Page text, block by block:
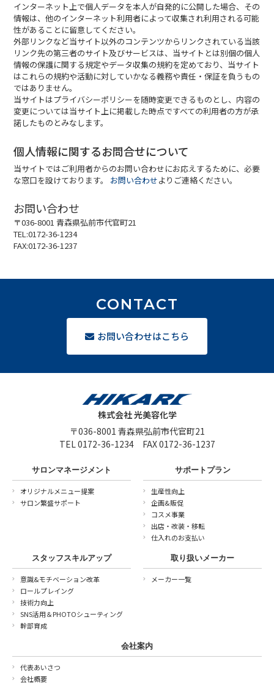
インターネット上で個人データを本人が自発的に公開した場合、その
情報は、他のインターネット利用者によって収集され利用される可能
性があることに留意してください。
外部リンクなど当サイト以外のコンテンツからリンクされている当該
リンク先の第三者のサイト及びサービスは、当サイトとは別個の個人
情報の保護に関する規定やデータ収集の規約を定めており、当サイト
はこれらの規約や活動に対していかなる義務や責任・保証を負うもの
ではありません。
当サイトはプライバシーポリシーを随時変更できるものとし、内容の
変更については当サイト上に掲載した時点ですべての利用者の方が承
諾したものとみなします。
個人情報に関するお問合せについて
当サイトではご利用者からのお問い合わせにお応えするために、必要
な窓口を設けております。 お問い合わせよりご連絡ください。
お問い合わせ
〒036-8001 青森県弘前市代官町21
TEL:0172-36-1234
FAX:0172-36-1237
CONTACT
お問い合わせはこちら
株式会社 光美容化学
〒036-8001 青森県弘前市代官町21
TEL 0172-36-1234 FAX 0172-36-1237
サロンマネージメント
オリジナルメニュー提案
サロン繁盛サポート
サポートプラン
生産性向上
企画&販促
コスメ事業
出店・改装・移転
仕入れのお支払い
スタッフスキルアップ
意識&モチベーション改革
ロールプレイング
技術力向上
SNS活用＆PHOTOシューティング
幹部育成
取り扱いメーカー
メーカー一覧
会社案内
代表あいさつ
会社概要